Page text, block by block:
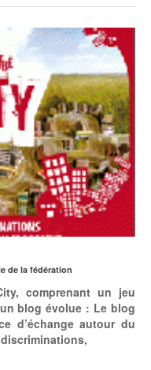
de la fédération
comprenant un jeu
blog évolue : Le blog
d’échange autour du